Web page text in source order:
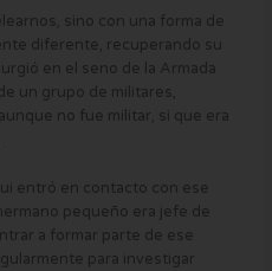
sino con una forma de
diferente, recuperando su
en el seno de la Armada
un grupo de militares,
no fue militar, si que era
entró en contacto con ese
pequeño era jefe de
a formar parte de ese
para investigar